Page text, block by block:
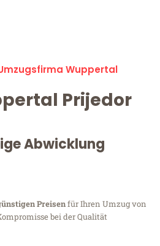
Wuppertal
Prijedor
Abwicklung
Preisenfür Ihren Umzug von
bei der Qualität